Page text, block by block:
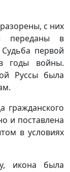
с них
переданы в
Судьба первой
годы войны.
Руссы была
гражданского
и поставлена
в условиях
икона была